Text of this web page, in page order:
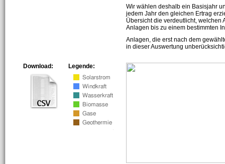
Wir wählen deshalb ein Basisjahr
jedem Jahr den gleichen Ertrag
Übersicht die verdeutlicht, welchen
Anlagen bis zu einem bestimmten
Anlagen, die erst nach dem
in dieser Auswertung
Legende:
Download: